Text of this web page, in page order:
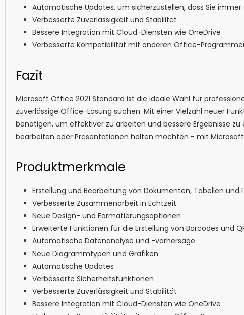
Automatische Updates, um sicherzustellen, dass Sie
Verbesserte Zuverlässigkeit und Stabilität
Bessere Integration mit Cloud-Diensten wie OneDrive
Verbesserte Kompatibilität mit anderen Office-
Fazit
Microsoft Office 2021 Standard ist die ideale Wahl für
zuverlässige Office-Lösung suchen. Mit einer Vielzahl neuer
benötigen, um effektiver zu arbeiten und bessere Ergebnisse zu
bearbeiten oder Präsentationen halten möchten - mit
Produktmerkmale
Erstellung und Bearbeitung von Dokumenten, Tabellen und
Verbesserte Zusammenarbeit in Echtzeit
Neue Design- und Formatierungsoptionen
Erweiterte Funktionen für die Erstellung von Barcodes und
Automatische Datenanalyse und -vorhersage
Neue Diagrammtypen und Grafiken
Automatische Updates
Verbesserte Sicherheitsfunktionen
Verbesserte Zuverlässigkeit und Stabilität
Bessere Integration mit Cloud-Diensten wie OneDrive